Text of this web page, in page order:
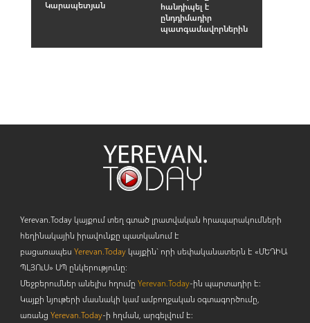
Կարապետյան
հանդիպել է
ընդդիմադիր
պատգամավորներին
Yerevan.Today կայքում տեղ գտած լրատվական հրապարակումների
հեղինակային իրավունքը պատկանում է
բացառապես Yerevan.Todayկայքին` որի սեփականատերն է «ՄԵԴԻԱ
ՊԼՅՈւՍ» ՍՊ ընկերությունը։
Մեջբերումներ անելիս հղումը Yerevan.Today-ին պարտադիր է:
Կայքի նյութերի մասնակի կամ ամբողջական օգտագործումը,
առանց Yerevan.Today-ի հղման, արգելվում է: